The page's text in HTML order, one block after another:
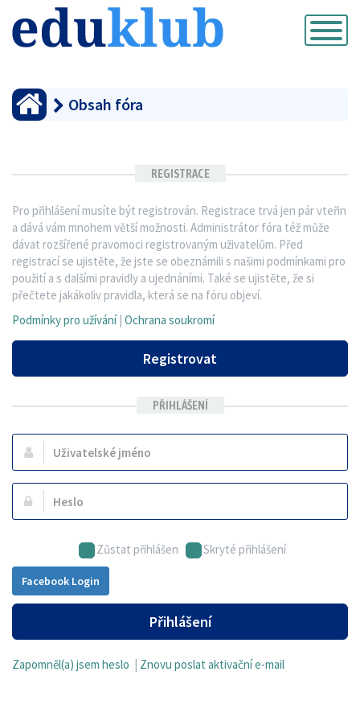
Přepnout
navigaci
Obsah fóra
REGISTRACE
Pro přihlášení musíte být registrován. Registrace trvá jen pár vteřin
a dává vám mnohem větší možnosti. Administrátor fóra též může
dávat rozšířené pravomoci registrovaným uživatelům. Před
registrací se ujistěte, že jste se obeznámili s našimi podmínkami pro
použití a s dalšími pravidly a ujednáními. Také se ujistěte, že si
přečtete jakákoliv pravidla, která se na fóru objeví.
Podmínky pro užívání| Ochrana soukromí
Registrovat
PŘIHLÁŠENÍ
Uživatelské
jméno:
Heslo:
Zůstat přihlášen Skryté přihlášení
Facebook Login
Přihlášení
Zapomněl(a) jsem heslo Znovu poslat aktivační e-mail